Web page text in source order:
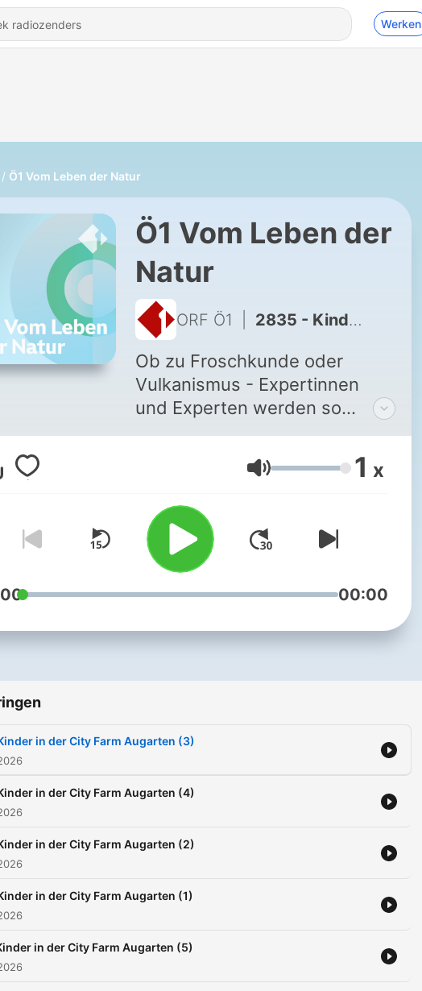
Werken
Ö1 Vom Leben der Natur
Ö1 Vom Leben der
Natur
ORF Ö1 2835 - Kinder in der City Farm Augarten (3)
Ob zu Froschkunde oder
Vulkanismus - Expertinnen
und Experten werden so
geschickt gefragt, dass sich
gut und gerne fünf Minuten
zuhören lässt, wie sich eine
Antwort entfaltet.
Volume 1 x
00:00
in der City Farm Augarten (3)
in der City Farm Augarten (4)
in der City Farm Augarten (2)
in der City Farm Augarten (1)
in der City Farm Augarten (5)